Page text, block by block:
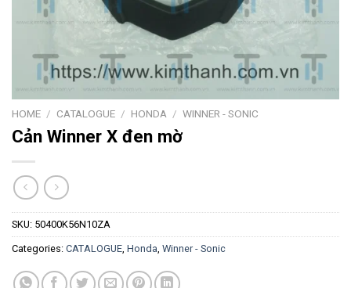
HOME / CATALOGUE / HONDA / WINNER - SONIC
Cản Winner X đen mờ
SKU: 50400K56N10ZA
Categories: CATALOGUE, Honda, Winner - Sonic